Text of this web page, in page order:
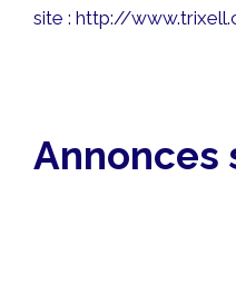
site : http://
Annonces